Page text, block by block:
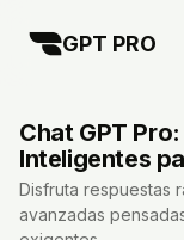
GPT PRO
Chat GPT
Inteligentes
Disfruta respuestas
avanzadas